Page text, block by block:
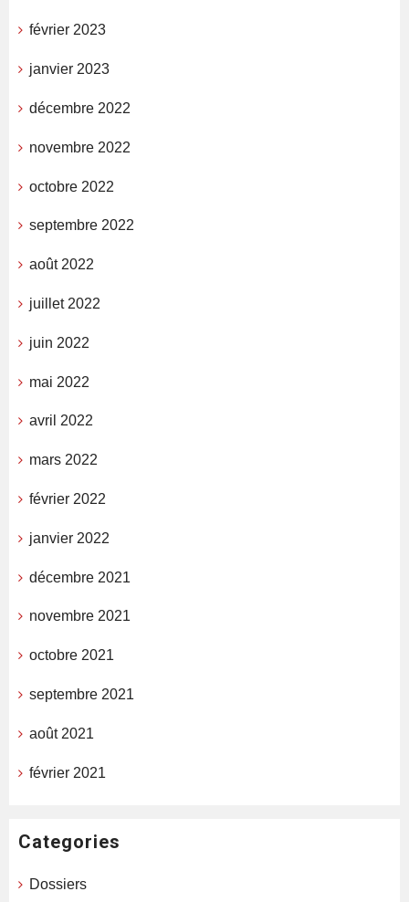
février 2023
janvier 2023
décembre 2022
novembre 2022
octobre 2022
septembre 2022
août 2022
juillet 2022
juin 2022
mai 2022
avril 2022
mars 2022
février 2022
janvier 2022
décembre 2021
novembre 2021
octobre 2021
septembre 2021
août 2021
février 2021
Categories
Dossiers